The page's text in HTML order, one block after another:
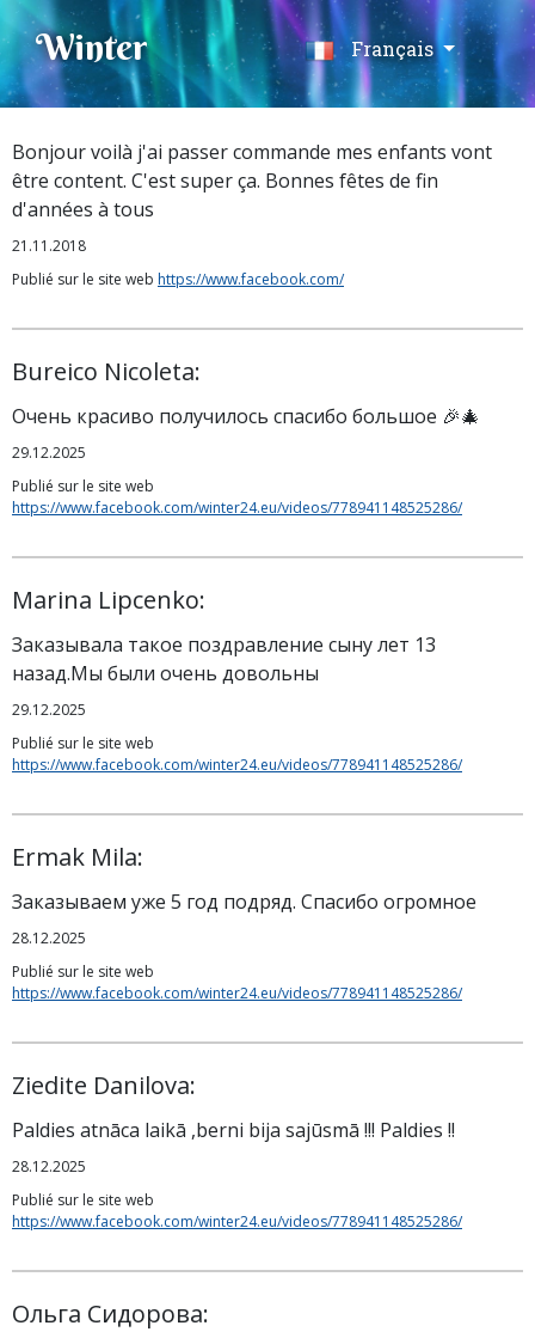
Winter Français
Bonjour voilà j'ai passer commande mes enfants vont
être content. C'est super ça. Bonnes fêtes de fin
d'années à tous
21.11.2018
Publié sur le site web https://www.facebook.com/
Bureico Nicoleta:
Очень красиво получилось спасибо большое 🎉🎄
29.12.2025
Publié sur le site web
https://www.facebook.com/winter24.eu/videos/778941148525286/
Marina Lipcenko:
Заказывала такое поздравление сыну лет 13
назад.Мы были очень довольны
29.12.2025
Publié sur le site web
https://www.facebook.com/winter24.eu/videos/778941148525286/
Ermak Mila:
Заказываем уже 5 год подряд. Спасибо огромное
28.12.2025
Publié sur le site web
https://www.facebook.com/winter24.eu/videos/778941148525286/
Ziedite Danilova:
Paldies atnāca laikā ,berni bija sajūsmā !!! Paldies !!
28.12.2025
Publié sur le site web
https://www.facebook.com/winter24.eu/videos/778941148525286/
Ольга Сидорова: